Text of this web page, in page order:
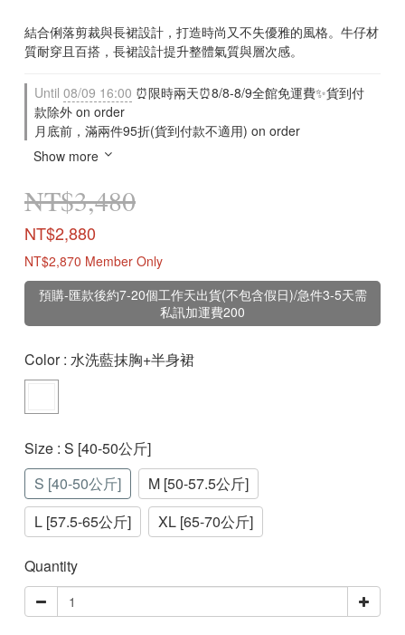
結合俐落剪裁與長裙設計，打造時尚又不失優雅的風格。牛仔材
質耐穿且百搭，長裙設計提升整體氣質與層次感。
Until 08/09 16:00 ⏰限時兩天⏰8/8-8/9全館免運費✨貨到付
款除外 on order
月底前，滿兩件95折(貨到付款不適用) on order
Show more
NT$3,480
NT$2,880
NT$2,870 Member Only
預購-匯款後約7-20個工作天出貨(不包含假日)/急件3-5天需
私訊加運費200
Color: 水洗藍抹胸+半身裙
Size : S [40-50公斤]
S [40-50公斤]
M [50-57.5公斤]
L [57.5-65公斤]
XL [65-70公斤]
Quantity